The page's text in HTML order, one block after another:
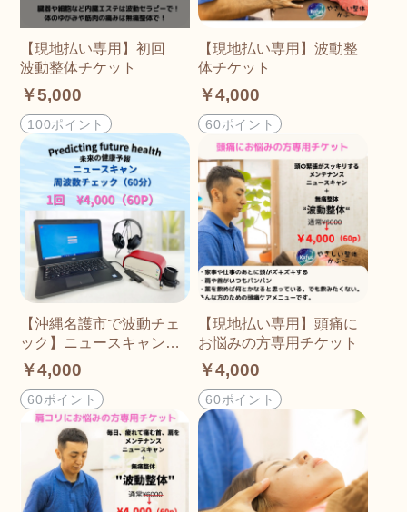
【現地払い専用】初回
波動整体チケット
￥5,000
100ポイント
【現地払い専用】波動整
体チケット
￥4,000
60ポイント
【沖縄名護市で波動チェ
ック】ニュースキャン
チケット（現地払い）
￥4,000
60ポイント
【現地払い専用】頭痛に
お悩みの方専用チケット
￥4,000
60ポイント